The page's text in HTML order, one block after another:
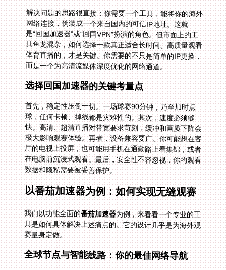
解决问题的思路很直接：你需要一个工具，能将你的海外
网络连接，伪装成一个来自国内的可信IP地址。这就
是“回国加速器”或“回国VPN”扮演的角色。但市面上的工
具鱼龙混杂，如何选择一款真正适合长时间、高质量观看
体育直播的，才是关键。你需要的不只是简单的IP更换，
而是一个为高清流媒体深度优化的网络通道。
选择回国加速器的关键考量点
首先，稳定性压倒一切。一场球赛90分钟，乃至加时点
球，任何卡顿、掉线都是灾难性的。其次，速度必须够
快。高清、超清直播对带宽要求苛刻，缓冲和画质下降会
极大影响观赛体验。再者，设备兼容要广。你可能想在客
厅的电视上投屏，也可能用手机在通勤路上看集锦，或者
在电脑前沉浸式观看。最后，安全性不容忽视，你的观看
数据和隐私需要被妥善保护。
以番茄加速器为例：如何实现无缝观赛
我们以功能全面的番茄加速器为例，来看看一个专业的工
具是如何具体解决上述痛点的。它的设计几乎是为海外观
赛量身定做。
全球节点与智能线路：你的最佳网络导航